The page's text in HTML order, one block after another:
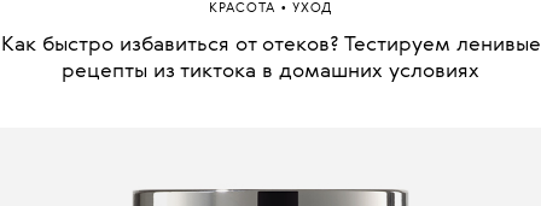
КРАСОТА • УХОД
Как быстро избавиться от отеков? Тестируем ленивые
рецепты из тиктока в домашних условиях